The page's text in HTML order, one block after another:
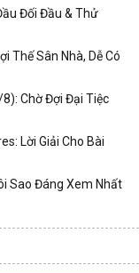
Đối Đầu & Thử
Thế Sân Nhà, Dễ Có
Chờ Đợi Đại Tiệc
Lời Giải Cho Bài
Sao Đáng Xem Nhất